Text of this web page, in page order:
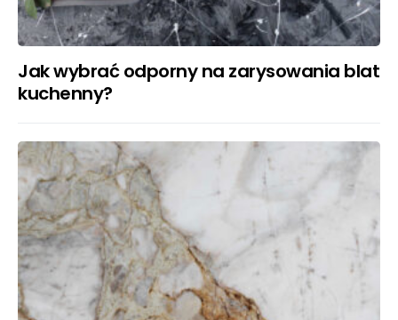
Jak wybrać odporny na zarysowania blat
kuchenny?